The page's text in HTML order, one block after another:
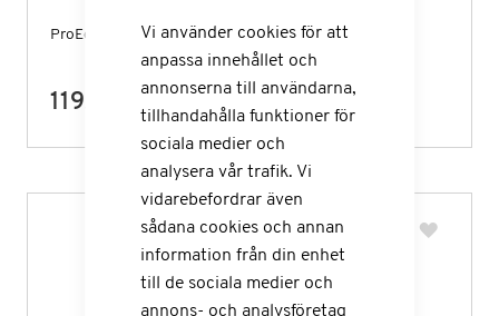
ProEquip Adapterkabel Soundscope Mono 64384
119,00 kr
Vi använder cookies för att
anpassa innehållet och
annonserna till användarna,
tillhandahålla funktioner för
sociala medier och
analysera vår trafik. Vi
vidarebefordrar även
sådana cookies och annan
information från din enhet
till de sociala medier och
annons- och analysföretag